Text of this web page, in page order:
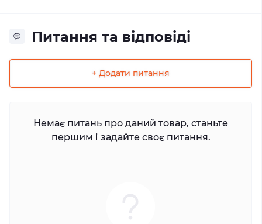
Питання та відповіді
+ Додати питання
Немає питань про даний товар, станьте
першим і задайте своє питання.